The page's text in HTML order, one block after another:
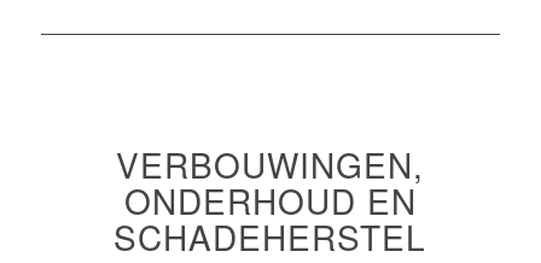
VERBOUWINGEN,
ONDERHOUD EN
SCHADEHERSTEL